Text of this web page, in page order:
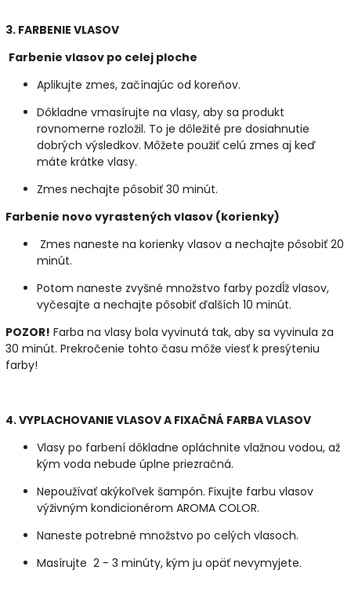
3. FARBENIE VLASOV
Farbenie vlasov po celej ploche
Aplikujte zmes, začínajúc od koreňov.
Dôkladne vmasírujte na vlasy, aby sa produkt
rovnomerne rozložil. To je dôležité pre dosiahnutie
dobrých výsledkov. Môžete použiť celú zmes aj keď
máte krátke vlasy.
Zmes nechajte pôsobiť 30 minút.
Farbenie novo vyrastených vlasov (korienky)
Zmes naneste na korienky vlasov a nechajte pôsobiť 20
minút.
Potom naneste zvyšné množstvo farby pozdĺž vlasov,
vyčesajte a nechajte pôsobiť ďalších 10 minút.
POZOR! Farba na vlasy bola vyvinutá tak, aby sa vyvinula za
30 minút. Prekročenie tohto času môže viesť k presýteniu
farby!
4. VYPLACHOVANIE VLASOV A FIXAČNÁ FARBA VLASOV
Vlasy po farbení dôkladne opláchnite vlažnou vodou, až
kým voda nebude úplne priezračná.
Nepoužívať akýkoľvek šampón. Fixujte farbu vlasov
výživným kondicionérom AROMA COLOR.
Naneste potrebné množstvo po celých vlasoch.
Masírujte 2 - 3 minúty, kým ju opäť nevymyjete.